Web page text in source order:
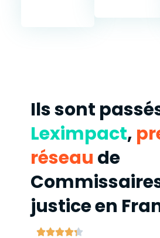
Ils sont
Leximpact,
réseau de
justice en
